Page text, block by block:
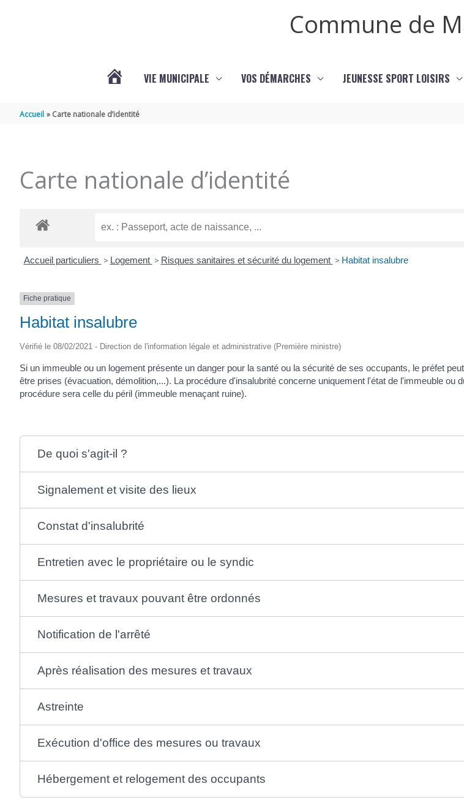
Commune de
MAZERAY
VIE MUNICIPALE VOS DÉMARCHES JEUNESSE SPORT LOISIRS
Accueil Carte nationale d’identité
Carte nationale d’identité
Accueil particuliers > Logement > Risques sanitaires et sécurité du logement > Habitat insalubre
Fiche pratique
Habitat insalubre
Vérifié le 08/02/2021 - Direction de l'information légale et administrative (Première ministre)
Si un immeuble ou un logement présente un danger pour la santé ou la sécurité de ses occupants, le préfet
être prises (évacuation, démolition,...). La procédure d'insalubrité concerne uniquement l'état de l'immeuble
procédure sera celle du péril (immeuble menaçant ruine).
De quoi s'agit-il ?
Signalement et visite des lieux
Constat d'insalubrité
Entretien avec le propriétaire ou le syndic
Mesures et travaux pouvant être ordonnés
Notification de l'arrêté
Après réalisation des mesures et travaux
Astreinte
Exécution d'office des mesures ou travaux
Hébergement et relogement des occupants